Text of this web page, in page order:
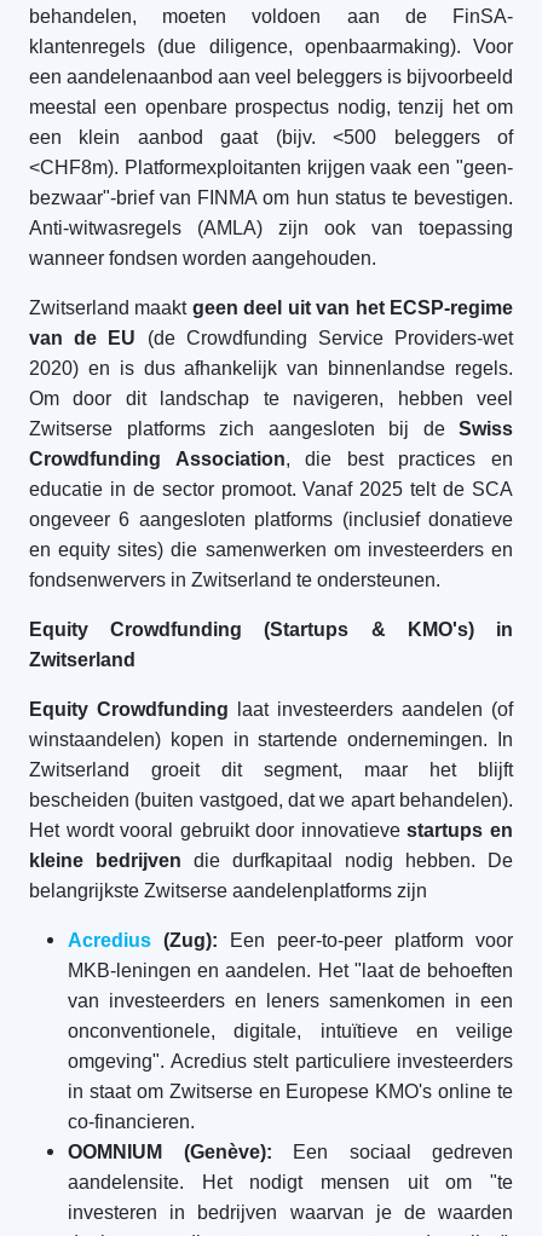
behandelen, moeten voldoen aan de FinSA-
klantenregels (due diligence, openbaarmaking). Voor
een aandelenaanbod aan veel beleggers is bijvoorbeeld
meestal een openbare prospectus nodig, tenzij het om
een klein aanbod gaat (bijv. <500 beleggers of
<CHF8m). Platformexploitanten krijgen vaak een "geen-
bezwaar"-brief van FINMA om hun status te bevestigen.
Anti-witwasregels (AMLA) zijn ook van toepassing
wanneer fondsen worden aangehouden.
Zwitserland maakt geen deel uit van het ECSP-regime
van de EU (de Crowdfunding Service Providers-wet
2020) en is dus afhankelijk van binnenlandse regels.
Om door dit landschap te navigeren, hebben veel
Zwitserse platforms zich aangesloten bij de Swiss
Crowdfunding Association, die best practices en
educatie in de sector promoot. Vanaf 2025 telt de SCA
ongeveer 6 aangesloten platforms (inclusief donatieve
en equity sites) die samenwerken om investeerders en
fondsenwervers in Zwitserland te ondersteunen.
Equity Crowdfunding (Startups & KMO's) in
Zwitserland
Equity Crowdfunding laat investeerders aandelen (of
winstaandelen) kopen in startende ondernemingen. In
Zwitserland groeit dit segment, maar het blijft
bescheiden (buiten vastgoed, dat we apart behandelen).
Het wordt vooral gebruikt door innovatievestartups en
kleine bedrijven die durfkapitaal nodig hebben. De
belangrijkste Zwitserse aandelenplatforms zijn
Acredius (Zug): Een peer-to-peer platform voor
MKB-leningen en aandelen. Het "laat de behoeften
van investeerders en leners samenkomen in een
onconventionele, digitale, intuïtieve en veilige
omgeving". Acredius stelt particuliere investeerders
in staat om Zwitserse en Europese KMO's online te
co-financieren.
OOMNIUM (Genève): Een sociaal gedreven
aandelensite. Het nodigt mensen uit om "te
investeren in bedrijven waarvan je de waarden